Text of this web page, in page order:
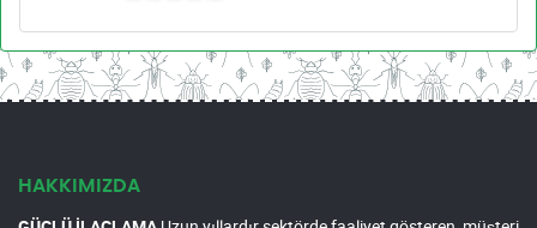
HAKKIMIZDA